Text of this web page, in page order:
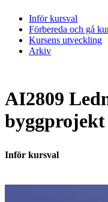
Inför kursval
Förbereda och gå
Kursens utveckling
Arkiv
AI2809
byggprojekt
Inför kursval